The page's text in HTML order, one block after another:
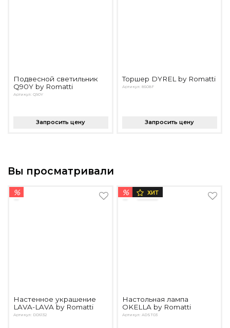
Подвесной светильник
Q90Y by Romatti
Артикул: Q90Y
Запросить цену
Торшер DYREL by Romatti
Артикул: 8508F
Запросить цену
Вы просматривали
%
Настенное украшение
LAVA-LAVA by Romatti
Артикул: DD6132
% ХИТ
Настольная лампа
OKELLA by Romatti
Артикул: ADST03